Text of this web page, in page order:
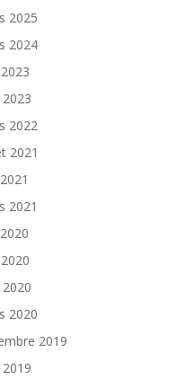
2025
2024
2022
2021
2021
2020
2019